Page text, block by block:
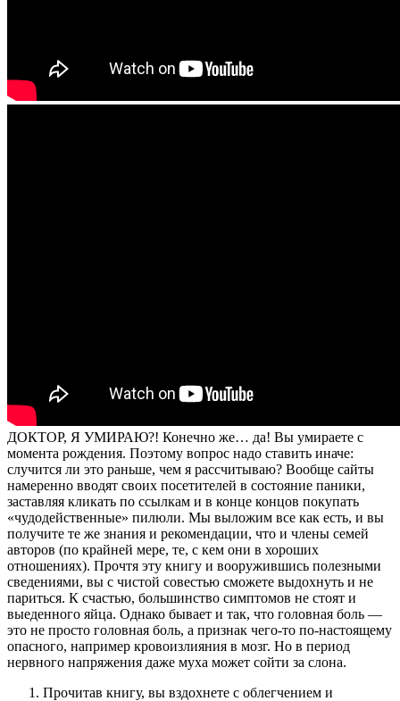
ДОКТОР, Я УМИРАЮ?! Конечно же… да! Вы умираете с
момента рождения. Поэтому вопрос надо ставить иначе:
случится ли это раньше, чем я рассчитываю? Вообще сайты
намеренно вводят своих посетителей в состояние паники,
заставляя кликать по ссылкам и в конце концов покупать
«чудодейственные» пилюли. Мы выложим все как есть, и вы
получите те же знания и рекомендации, что и члены семей
авторов (по крайней мере, те, с кем они в хороших
отношениях). Прочтя эту книгу и вооружившись полезными
сведениями, вы с чистой совестью сможете выдохнуть и не
париться. К счастью, большинство симптомов не стоят и
выеденного яйца. Однако бывает и так, что головная боль —
это не просто головная боль, а признак чего-то по-настоящему
опасного, например кровоизлияния в мозг. Но в период
нервного напряжения даже муха может сойти за слона.
Прочитав книгу, вы вздохнете с облегчением и